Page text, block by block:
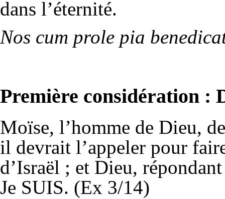
dans l’éternité.
Nos cum prole pia
Première considération :
Moïse, l’homme de Dieu,
il devrait l’appeler pour
d’Israël ; et Dieu,
Je SUIS. (Ex 3/14)